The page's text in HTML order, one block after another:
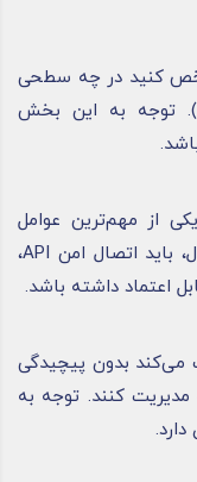
کنید در چه سطحی
توجه به این بخش
از مهم‌ترین عوامل
است. بهترین ربات معامله گر ارز دیجیتال، باید اتصال امن API،
اعتماد داشته باشد.
می‌کند بدون پیچیدگی
کنند. توجه به